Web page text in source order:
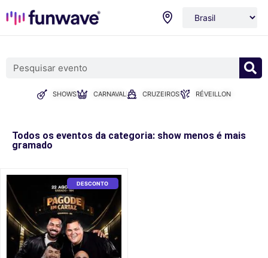
SHOWS CARNAVAL CRUZEIROS RÉVEILLON
Todos os eventos da categoria: show menos é mais
gramado
DESCONTO